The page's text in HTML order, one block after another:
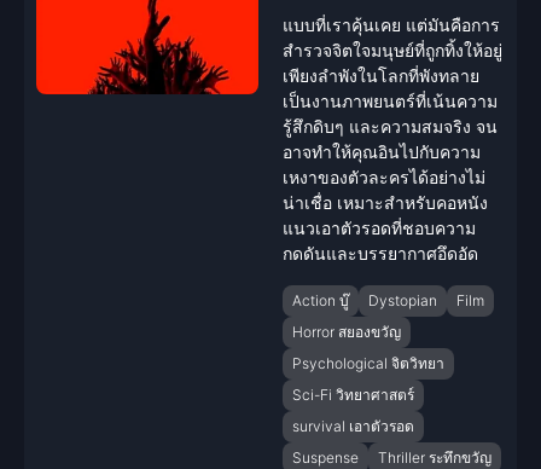
แบบที่เราคุ้นเคย แต่มันคือการ
สำรวจจิตใจมนุษย์ที่ถูกทิ้งให้อยู่
เพียงลำพังในโลกที่พังทลาย
เป็นงานภาพยนตร์ที่เน้นความ
รู้สึกดิบๆ และความสมจริง จน
อาจทำให้คุณอินไปกับความ
เหงาของตัวละครได้อย่างไม่
น่าเชื่อ เหมาะสำหรับคอหนัง
แนวเอาตัวรอดที่ชอบความ
กดดันและบรรยากาศอึดอัด
Action บู๊ Dystopian
Film
Horror สยองขวัญ
Psychological จิตวิทยา
Sci-Fi วิทยาศาสตร์
survival เอาตัวรอด
Suspense
Thriller ระทึกขวัญ